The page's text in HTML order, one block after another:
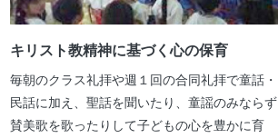
キリスト教精神に基づく心の保育
毎朝のクラス礼拝や週１回の合同礼拝で童話・
民話に加え、聖話を聞いたり、童謡のみならず
賛美歌を歌ったりして子どもの心を豊かに育